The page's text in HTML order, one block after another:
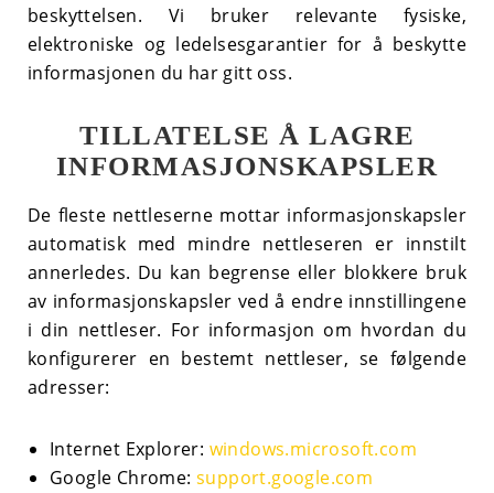
beskyttelsen. Vi bruker relevante fysiske,
elektroniske og ledelsesgarantier for å beskytte
informasjonen du har gitt oss.
TILLATELSE Å LAGRE
INFORMASJONSKAPSLER
De fleste nettleserne mottar informasjonskapsler
automatisk med mindre nettleseren er innstilt
annerledes. Du kan begrense eller blokkere bruk
av informasjonskapsler ved å endre innstillingene
i din nettleser. For informasjon om hvordan du
konfigurerer en bestemt nettleser, se følgende
adresser:
Internet Explorer: windows.microsoft.com
Google Chrome: support.google.com